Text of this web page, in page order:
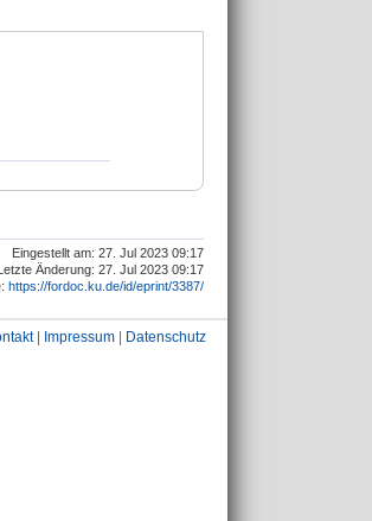
Eingestellt am: 27. Jul 2023 09:17
Änderung: 27. Jul 2023 09:17
https://fordoc.ku.de/id/eprint/3387/
| Impressum Datenschutz